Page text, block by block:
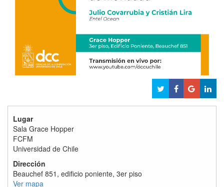
Lugar
Sala Grace Hopper
FCFM
Universidad de Chile
Dirección
Beauchef 851, edificio poniente, 3er piso
Ver mapa